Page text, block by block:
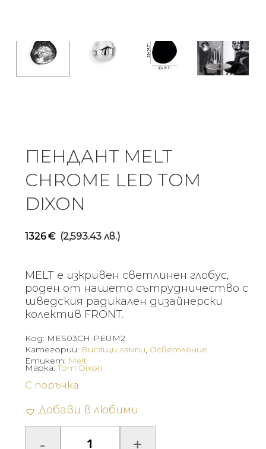
ПЕНДАНТ MELT
CHROME LED TOM
DIXON
1326€ (2,593.43 лв.)
MELT е изкривен светлинен глобус,
роден от нашето сътрудничество с
шведския радикален дизайнерски
колектив FRONT.
Код: MES03CH-PEUM2
Категории: Висящи лампи, Осветление
Етикет: Melt
С поръчка
Добави в любими
Марка:Tom Dixon